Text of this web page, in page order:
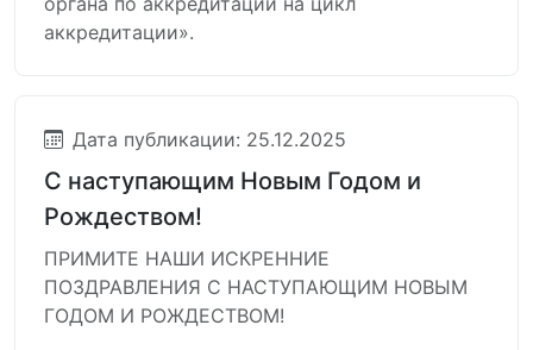
аккредитации».
Дата публикации: 25.12.2025
С наступающим Новым Годом и
Рождеством!
ПРИМИТЕ НАШИ ИСКРЕННИЕ
ПОЗДРАВЛЕНИЯ С НАСТУПАЮЩИМ НОВЫМ
ГОДОМ И РОЖДЕСТВОМ!